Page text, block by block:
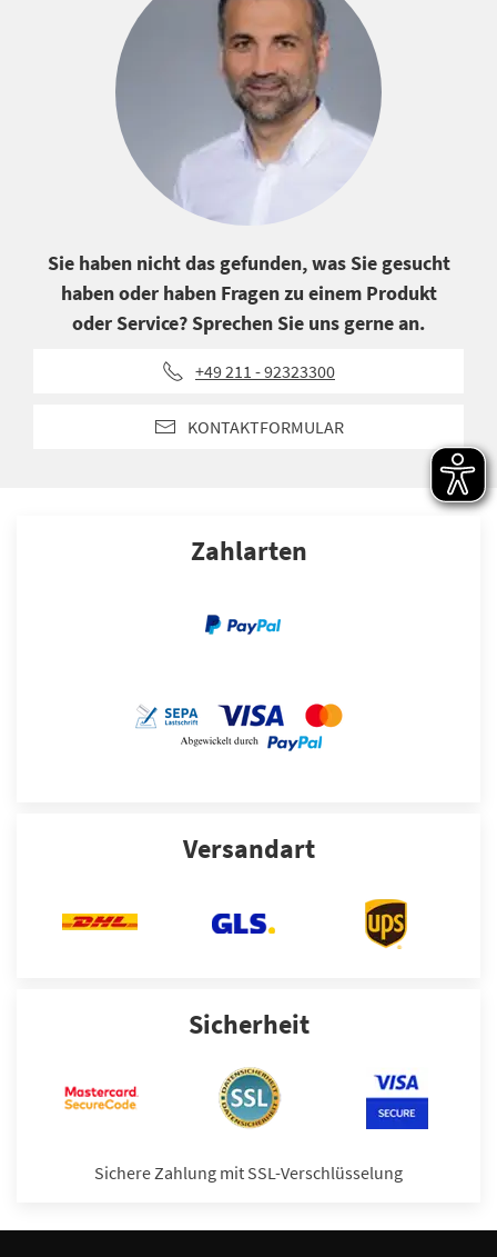
Sie haben nicht das gefunden, was Sie gesucht
haben oder haben Fragen zu einem Produkt
oder Service? Sprechen Sie uns gerne an.
+49 211 - 92323300
KONTAKTFORMULAR
Zahlarten
Versandart
Sicherheit
Sichere Zahlung mit SSL-Verschlüsselung